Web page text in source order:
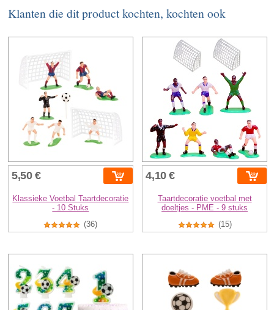
Klanten die dit product kochten, kochten ook
5,50 €
Klassieke Voetbal Taartdecoratie
- 10 Stuks
(36)
4,10 €
Taartdecoratie voetbal met
doeltjes - PME - 9 stuks
(15)